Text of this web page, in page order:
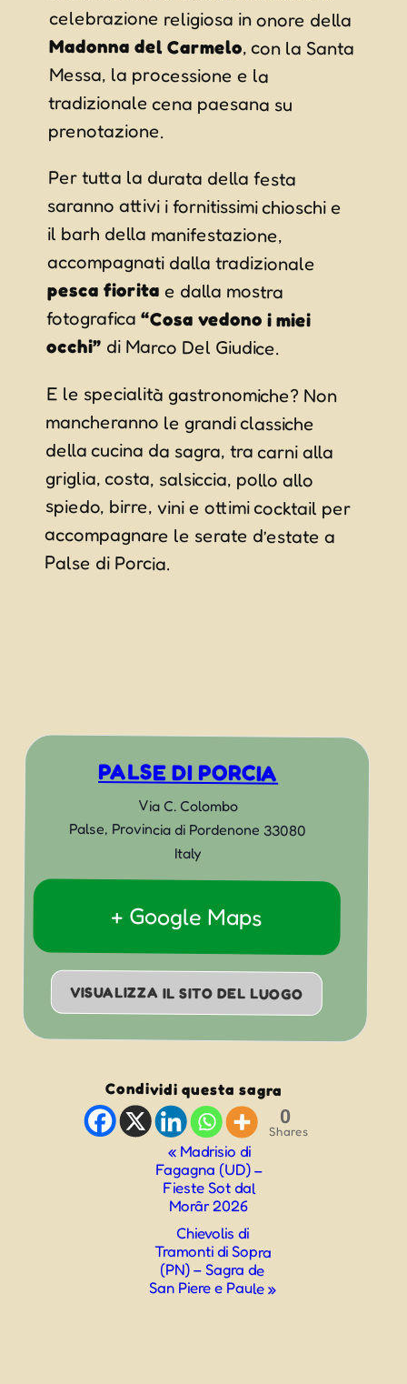
celebrazione religiosa in onore della
Madonna del Carmelo, con la Santa
Messa, la processione e la
tradizionale cena paesana su
prenotazione.
Per tutta la durata della festa
saranno attivi i fornitissimi chioschi e
il barh della manifestazione,
accompagnati dalla tradizionale
pesca fiorita e dalla mostra
fotografica“Cosa vedono i miei
occhi” di Marco Del Giudice.
E le specialità gastronomiche? Non
mancheranno le grandi classiche
della cucina da sagra, tra carni alla
griglia, costa, salsiccia, pollo allo
spiedo, birre, vini e ottimi cocktail per
accompagnare le serate d’estate a
Palse di Porcia.
PALSE DI PORCIA
Via C. Colombo
Palse, Provincia di Pordenone 33080
Italy
+ Google Maps
VISUALIZZA IL SITO DEL LUOGO
Condividi questa sagra
0
Shares
«Madrisio di
Fagagna (UD) –
Fieste Sot dal
Morâr 2026
Chievolis di
Tramonti di Sopra
(PN) – Sagra de
San Piere e Paule»